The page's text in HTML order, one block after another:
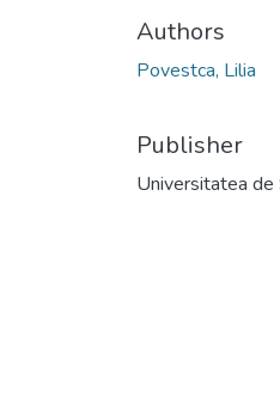
Authors
Povestca, Lilia
Publisher
Universitatea